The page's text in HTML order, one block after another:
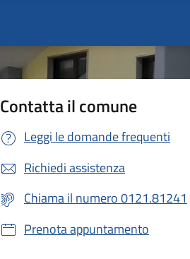
Contatta il comune
Leggi le domande frequenti
Richiedi assistenza
Chiama il numero 0121.81241
Prenota appuntamento